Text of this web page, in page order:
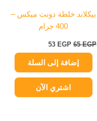
بيكلاند خلطة دونت ميكس –
400 جرام
65EGP
53 EGP
إضافة إلى السلة
اشتري الآن